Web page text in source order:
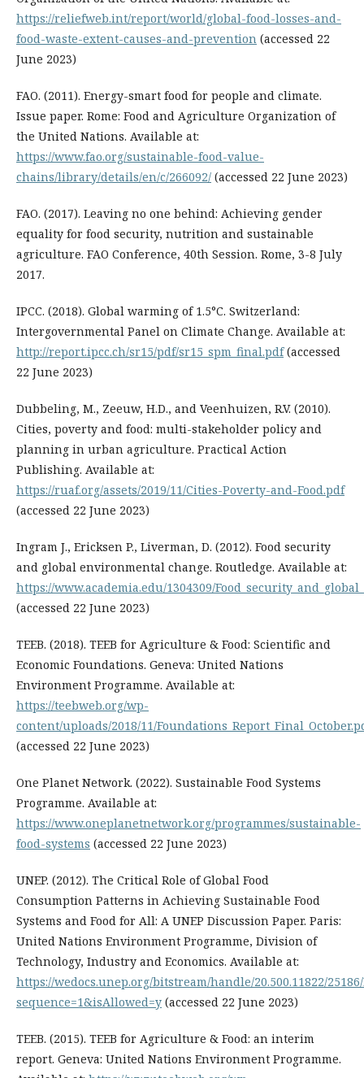
https://reliefweb.int/report/world/global-food-losses-and-
food-waste-extent-causes-and-prevention (accessed 22
June 2023)
FAO. (2011). Energy-smart food for people and climate.
Issue paper. Rome: Food and Agriculture Organization of
the United Nations. Available at:
https://www.fao.org/sustainable-food-value-
chains/library/details/en/c/266092/ (accessed 22 June 2023)
FAO. (2017). Leaving no one behind: Achieving gender
equality for food security, nutrition and sustainable
agriculture. FAO Conference, 40th Session. Rome, 3-8 July
2017.
IPCC. (2018). Global warming of 1.5°C. Switzerland:
Intergovernmental Panel on Climate Change. Available at:
http://report.ipcc.ch/sr15/pdf/sr15_spm_final.pdf(accessed
22 June 2023)
Dubbeling, M., Zeeuw, H.D., and Veenhuizen, R.V. (2010).
Cities, poverty and food: multi-stakeholder policy and
planning in urban agriculture. Practical Action
Publishing. Available at:
https://ruaf.org/assets/2019/11/Cities-Poverty-and-Food.pdf
(accessed 22 June 2023)
Ingram J., Ericksen P., Liverman, D. (2012). Food security
and global environmental change. Routledge. Available at:
https://www.academia.edu/1304309/
(accessed 22 June 2023)
TEEB. (2018). TEEB for Agriculture & Food: Scientific and
Economic Foundations. Geneva: United Nations
Environment Programme. Available at:
https://teebweb.org/wp-
content/uploads/2018/11/
(accessed 22 June 2023)
One Planet Network. (2022). Sustainable Food Systems
Programme. Available at:
https://www.oneplanetnetwork.org/programmes/sustainable-
food-systems (accessed 22 June 2023)
UNEP. (2012). The Critical Role of Global Food
Consumption Patterns in Achieving Sustainable Food
Systems and Food for All: A UNEP Discussion Paper. Paris:
United Nations Environment Programme, Division of
Technology, Industry and Economics. Available at:
https://wedocs.unep.org/bitstream/handle/20.500.11822/
sequence=1&isAllowed=y (accessed 22 June 2023)
TEEB. (2015). TEEB for Agriculture & Food: an interim
report. Geneva: United Nations Environment Programme.